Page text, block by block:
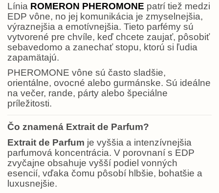
Línia ROMERON PHEROMONE patrí tiež medzi
EDP vône, no jej komunikácia je zmyselnejšia,
výraznejšia a emotívnejšia. Tieto parfémy sú
vytvorené pre chvíle, keď chcete zaujať, pôsobiť
sebavedomo a zanechať stopu, ktorú si ľudia
zapamätajú.
PHEROMONE vône sú často sladšie,
orientálne, ovocné alebo gurmánske. Sú ideálne
na večer, rande, párty alebo špeciálne
príležitosti.
Čo znamená Extrait de Parfum?
Extrait de Parfum je vyššia a intenzívnejšia
parfumová koncentrácia. V porovnaní s EDP
zvyčajne obsahuje vyšší podiel vonných
esencií, vďaka čomu pôsobí hlbšie, bohatšie a
luxusnejšie.